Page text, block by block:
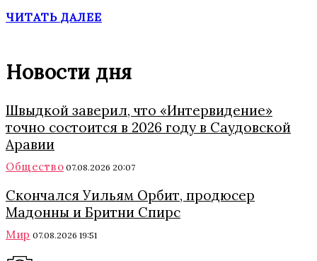
ЧИТАТЬ ДАЛЕЕ
Новости дня
Швыдкой заверил, что «Интервидение»
точно состоится в 2026 году в Саудовской
Аравии
Общество 07.08.2026 20:07
Скончался Уильям Орбит, продюсер
Мадонны и Бритни Спирс
Мир 07.08.2026 19:51